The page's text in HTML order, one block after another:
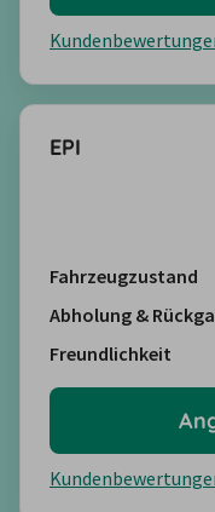
EPI
Fahrzeugzustand
Abholung &
Freundlichkeit